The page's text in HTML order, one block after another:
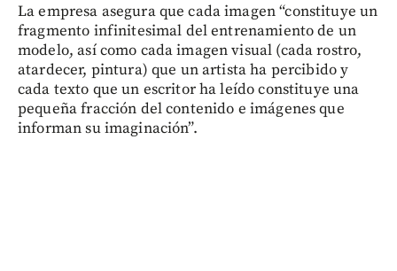
La empresa asegura que cada imagen “constituye un
fragmento infinitesimal del entrenamiento de un
modelo, así como cada imagen visual (cada rostro,
atardecer, pintura) que un artista ha percibido y
cada texto que un escritor ha leído constituye una
pequeña fracción del contenido e imágenes que
informan su imaginación”.